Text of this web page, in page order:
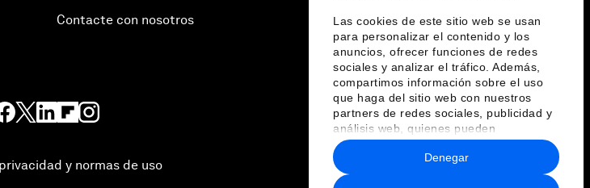
Las cookies de este sitio web se usan
para personalizar el contenido y los
anuncios, ofrecer funciones de redes
sociales y analizar el tráfico. Además,
compartimos información sobre el uso
que haga del sitio web con nuestros
partners de redes sociales, publicidad y
análisis web, quienes pueden
combinarla con otra información que les
haya proporcionado o que hayan
recopilado a partir del uso que haya
Denegar
Contacte con nosotros
y normas de uso